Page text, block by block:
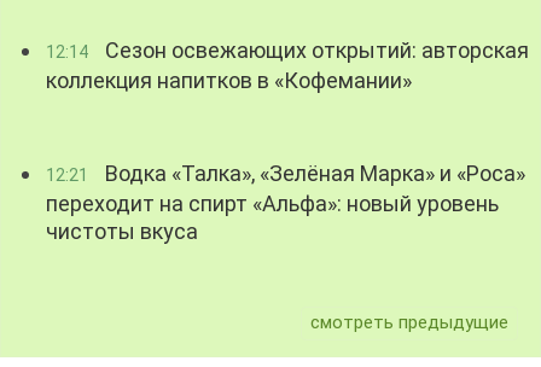
12:14
Сезон освежающих открытий: авторская
коллекция напитков в «Кофемании»
12:21
Водка «Талка», «Зелёная Марка» и «Роса»
переходит на спирт «Альфа»: новый уровень
чистоты вкуса
смотреть предыдущие